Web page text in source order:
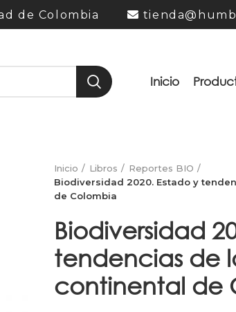
de Colombia
Inicio
Inicio Libros
Reportes BIO
Biodiversidad 2020. Estado y
de Colombia
Biodiversidad
tendencias de
continental de